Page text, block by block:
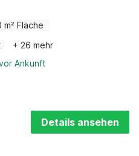
m² Fläche
+ 26 mehr
Ankunft
Details ansehen